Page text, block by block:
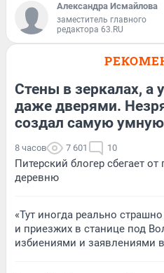
Александра Исмайлова
заместитель главного
редактора 63.RU
Стены в зеркалах, а
даже дверями.
создал самую умную
8 часов 7 601 10
Питерский блогер сбегает
деревню
«Тут иногда реально
и приезжих в станице под
избиениями и заявлениями